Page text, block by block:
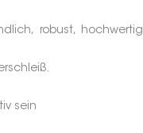
robust, hochwertig
sein